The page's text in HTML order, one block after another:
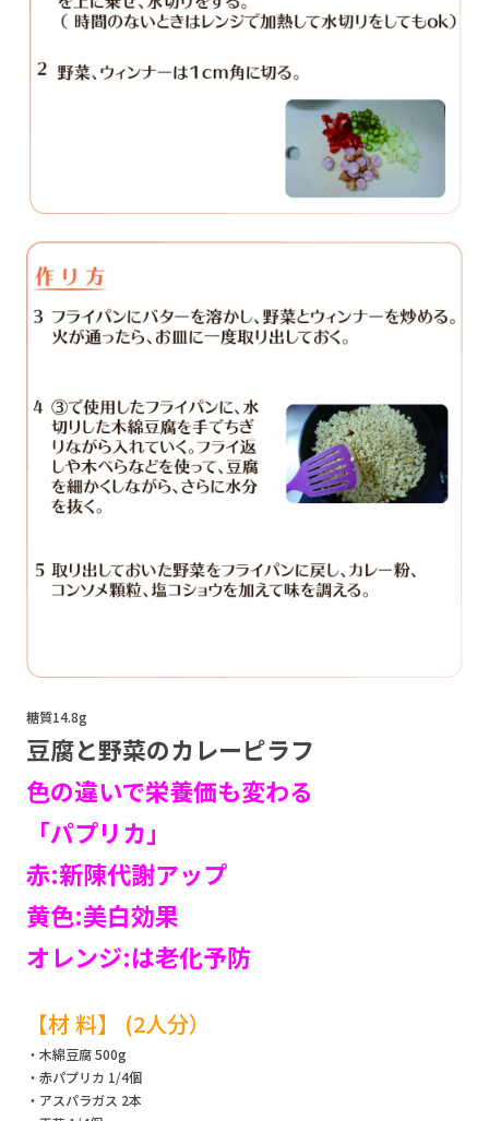
糖質14.8g
豆腐と野菜のカレーピラフ
色の違いで栄養価も変わる
「パプリカ」
赤:新陳代謝アップ
黄色:美白効果
オレンジ:は老化予防
【材 料】 (2人分）
・木綿豆腐 500g
・赤パプリカ 1/4個
・アスパラガス 2本